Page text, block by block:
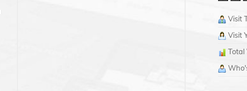
Visit
Visit
Total